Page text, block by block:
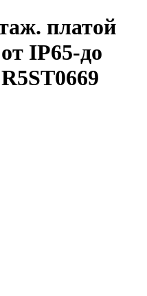
платой
IP65-до